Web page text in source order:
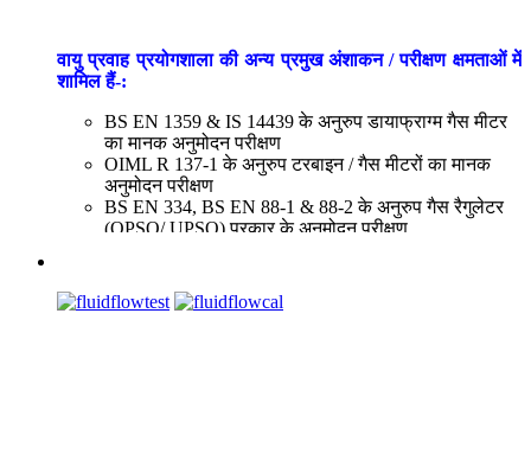
वायु प्रवाह प्रयोगशाला की अन्य प्रमुख अंशाकन / परीक्षण क्षमताओं में
शामिल हैं-:
BS EN 1359 & IS 14439 के अनुरुप डायाफ्राग्म गैस मीटर
का मानक अनुमोदन परीक्षण
OIML R 137-1 के अनुरुप टरबाइन / गैस मीटरों का मानक
अनुमोदन परीक्षण
BS EN 334, BS EN 88-1 & 88-2 के अनुरुप गैस रैगुलेटर
(OPSO/ UPSO) प्रकार के अनुमोदन परीक्षण
छिद्रक, स्मूथ एप्रोच छिद्रक, लैमिनर फ्लो ऐलीमैंट्स, फ्लो
नॉजिल्स, मॉस फ्लो मीटर्स, वॉर्टेक्स फ्लो मीटर्स, अल्ट्रासोनिक